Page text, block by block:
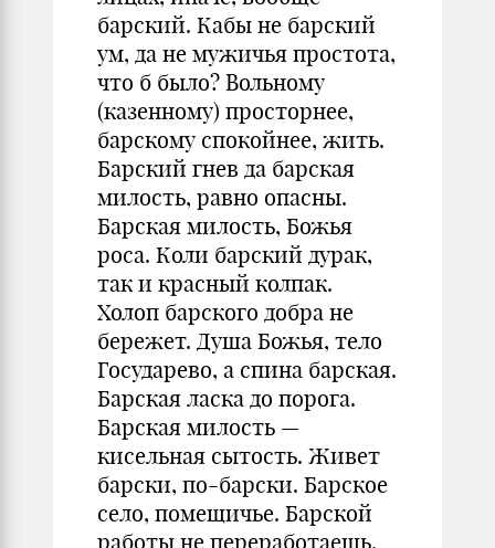
барский. Кабы не барский
ум, да не мужичья простота,
что б было? Вольному
(казенному) просторнее,
барскому спокойнее, жить.
Барский гнев да барская
милость, равно опасны.
Барская милость, Божья
роса. Коли барский дурак,
так и красный колпак.
Холоп барского добра не
бережет. Душа Божья, тело
Государево, а спина барская.
Барская ласка до порога.
Барская милость —
кисельная сытость. Живет
барски, по-барски. Барское
село, помещичье. Барской
работы не переработаешь.